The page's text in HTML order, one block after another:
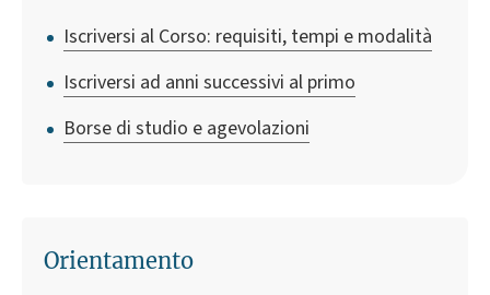
Iscriversi al Corso: requisiti, tempi e modalità
Iscriversi ad anni successivi al primo
Borse di studio e agevolazioni
Orientamento